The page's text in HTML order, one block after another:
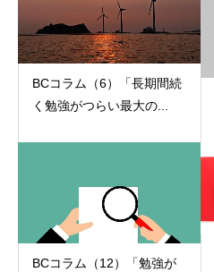
BCコラム（6）「長期間続
く勉強がつらい最大の...
BCコラム（12）「勉強が